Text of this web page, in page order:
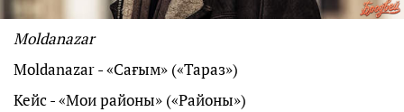
Moldanazar
Moldanazar - «Сағым» («Тараз»)
Кейс - «Мои районы» («Районы»)